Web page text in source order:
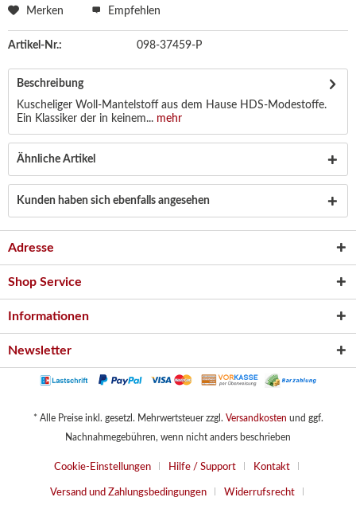
Merken Empfehlen
Artikel-Nr.: 098-37459-P
Beschreibung
Kuscheliger Woll-Mantelstoff aus dem Hause HDS-Modestoffe.
Ein Klassiker der in keinem... mehr
Ähnliche Artikel
Kunden haben sich ebenfalls angesehen
Adresse
Shop Service
Informationen
Newsletter
* Alle Preise inkl. gesetzl. Mehrwertsteuer zzgl. Versandkosten und ggf.
Nachnahmegebühren, wenn nicht anders beschrieben
Cookie-Einstellungen Hilfe / Support Kontakt
Versand und Zahlungsbedingungen Widerrufsrecht